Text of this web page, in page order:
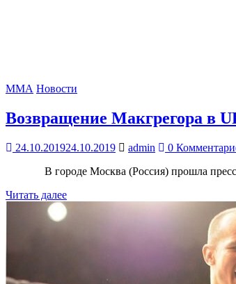
MMA Новости
Возвращение Макгрегора в
24.10.201924.10.2019 admin 0
В городе Москва (Россия) прошла пресс-
Читать далее